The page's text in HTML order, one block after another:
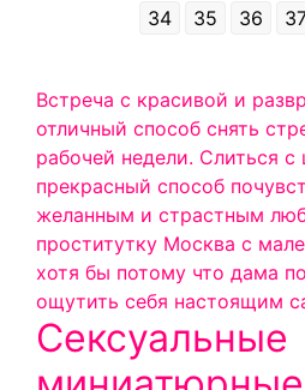
34 35 36
Встреча с красивой и
отличный способ снять
рабочей недели. Слиться
прекрасный способ
желанным и страстным
проститутку Москва с
хотя бы потому что дама
ощутить себя настоящим
Сексуальные